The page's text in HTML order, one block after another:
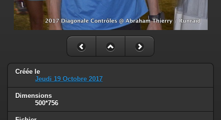
Créée le
Jeudi 19 Octobre 2017
Dimensions
500*756